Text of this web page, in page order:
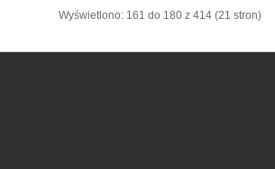
Wyświetlono: 161 do 180 z 414 (21 stron)